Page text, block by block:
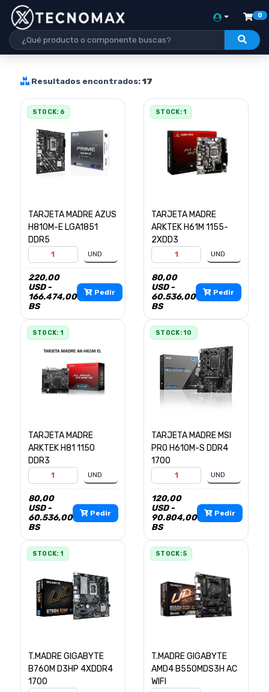
0
Resultados encontrados:17
STOCK: 6
TARJETA MADRE AZUS
H810M-E LGA1851
DDR5
220,00
USD -
166.474,00
BS
Pedir
STOCK: 1
TARJETA MADRE
ARKTEK H61M 1155-
2XDD3
80,00
USD -
60.536,00
BS
Pedir
STOCK: 1
TARJETA MADRE
ARKTEK H81 1150
DDR3
80,00
USD -
60.536,00
BS
Pedir
STOCK: 10
TARJETA MADRE MSI
PRO H610M-S DDR4
1700
120,00
USD -
90.804,00
BS
Pedir
STOCK: 1
T.MADRE GIGABYTE
B760M D3HP 4XDDR4
1700
STOCK: 5
T.MADRE GIGABYTE
AMD4 B550MDS3H AC
WIFI